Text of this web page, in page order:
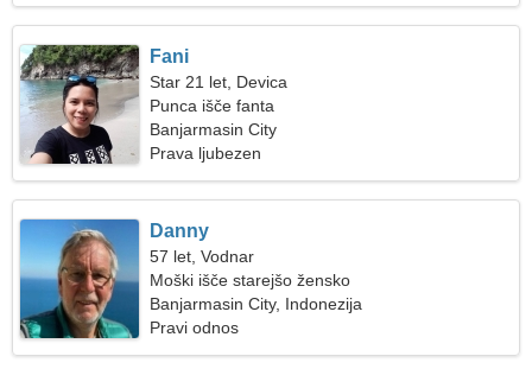
Fani
Star 21 let, Devica
Punca išče fanta
Banjarmasin City
Prava ljubezen
Danny
57 let, Vodnar
Moški išče starejšo žensko
Banjarmasin City, Indonezija
Pravi odnos